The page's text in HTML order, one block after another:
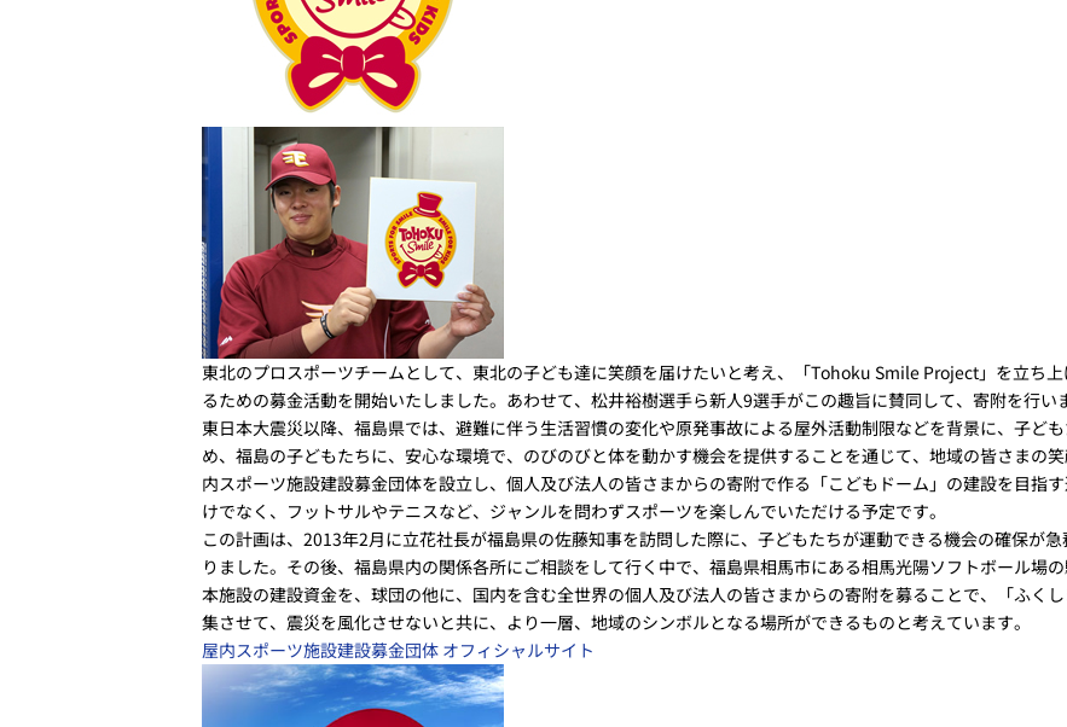
東北のプロスポーツチームとして、東北の子ども達に笑顔を届けたいと考え、「Tohoku Smile Project」を立ち
るための募金活動を開始いたしました。あわせて、松井裕樹選手ら新人9選手がこの趣旨に賛同して、寄附を行い
東日本大震災以降、福島県では、避難に伴う生活習慣の変化や原発事故による屋外活動制限などを背景に、子ど
め、福島の子どもたちに、安心な環境で、のびのびと体を動かす機会を提供することを通じて、地域の皆さまの
内スポーツ施設建設募金団体を設立し、個人及び法人の皆さまからの寄附で作る「こどもドーム」の建設を目指
けでなく、フットサルやテニスなど、ジャンルを問わずスポーツを楽しんでいただける予定です。
この計画は、2013年2月に立花社長が福島県の佐藤知事を訪問した際に、子どもたちが運動できる機会の確保が
りました。その後、福島県内の関係各所にご相談をして行く中で、福島県相馬市にある相馬光陽ソフトボール場
本施設の建設資金を、球団の他に、国内を含む全世界の個人及び法人の皆さまからの寄附を募ることで、「ふく
集させて、震災を風化させないと共に、より一層、地域のシンボルとなる場所ができるものと考えています。
屋内スポーツ施設建設募金団体 オフィシャルサイト